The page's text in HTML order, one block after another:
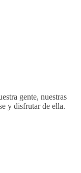
gente, nuestras
y disfrutar de ella.